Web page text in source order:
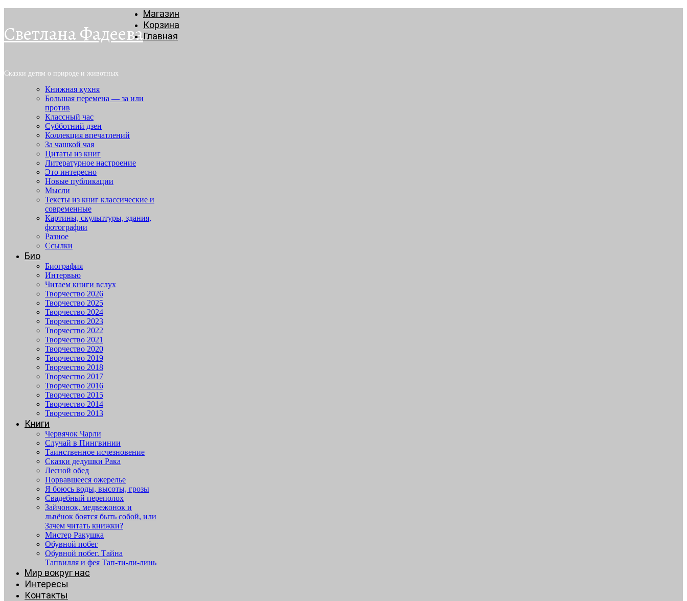
Светлана Фадеева
Сказки детям о природе и животных
Магазин
Корзина
Главная
Книжная кухня
Большая перемена — за или
против
Классный час
Субботний дзен
Коллекция впечатлений
За чашкой чая
Цитаты из книг
Литературное настроение
Это интересно
Новые публикации
Мысли
Тексты из книг классические и
современные
Картины, скульптуры, здания,
фотографии
Разное
Ссылки
Био
Биография
Интервью
Читаем книги вслух
Творчество 2026
Творчество 2025
Творчество 2024
Творчество 2023
Творчество 2022
Творчество 2021
Творчество 2020
Творчество 2019
Творчество 2018
Творчество 2017
Творчество 2016
Творчество 2015
Творчество 2014
Творчество 2013
Книги
Червячок Чарли
Случай в Пингвинии
Таинственное исчезновение
Сказки дедушки Рака
Лесной обед
Порвавшееся ожерелье
Я боюсь воды, высоты, грозы
Свадебный переполох
Зайчонок, медвежонок и
львёнок боятся быть собой, или
Зачем читать книжки?
Мистер Ракушка
Обувной побег
Обувной побег. Тайна
Тапвилля и фея Тап-ти-ли-линь
Мир вокруг нас
Интересы
Контакты